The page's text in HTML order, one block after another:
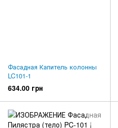
Фасадная Капитель колонны
LC101-1
634.00 грн